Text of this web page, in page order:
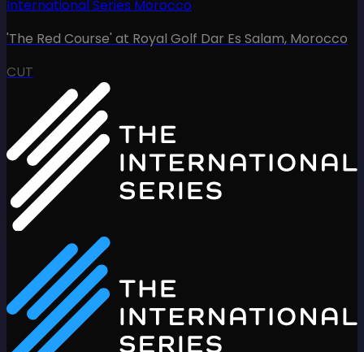
International Series Morocco
'The Red Course' at Royal Golf Dar Es Salam, Morocco
CUT